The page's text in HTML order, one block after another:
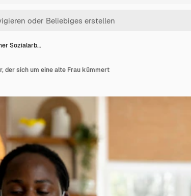
Sozialarb…
der sich um eine alte Frau kümmert